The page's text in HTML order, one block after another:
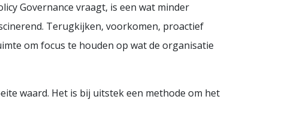
Governance vraagt, is een wat minder
Terugkijken, voorkomen, proactief
om focus te houden op wat de organisatie
waard. Het is bij uitstek een methode om het